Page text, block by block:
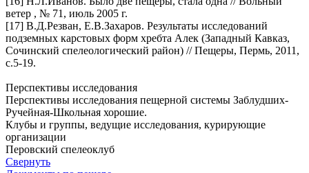
ветер , № 71, июль 2005 г.
[17] В.Д.Резван, Е.В.Захаров. Результаты исследований
подземных карстовых форм хребта Алек (Западный Кавказ,
Сочинский спелеологический район) // Пещеры, Пермь, 2011,
с.5-19.
Перспективы исследования
Перспективы исследования пещерной системы Заблудших-
Ручейная-Школьная хорошие.
Клубы и группы, ведущие исследования, курирующие
организации
Перовский спелеоклуб
Свернуть